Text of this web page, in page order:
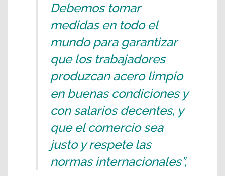
Debemos tomar
medidas en todo el
mundo para garantizar
que los trabajadores
produzcan acero limpio
en buenas condiciones y
con salarios decentes, y
que el comercio sea
justo y respete las
normas internacionales”,